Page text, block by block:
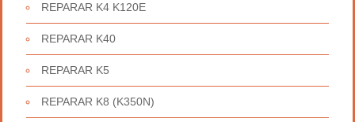
REPARAR K4 K120E
REPARAR K40
REPARAR K5
REPARAR K8 (K350N)